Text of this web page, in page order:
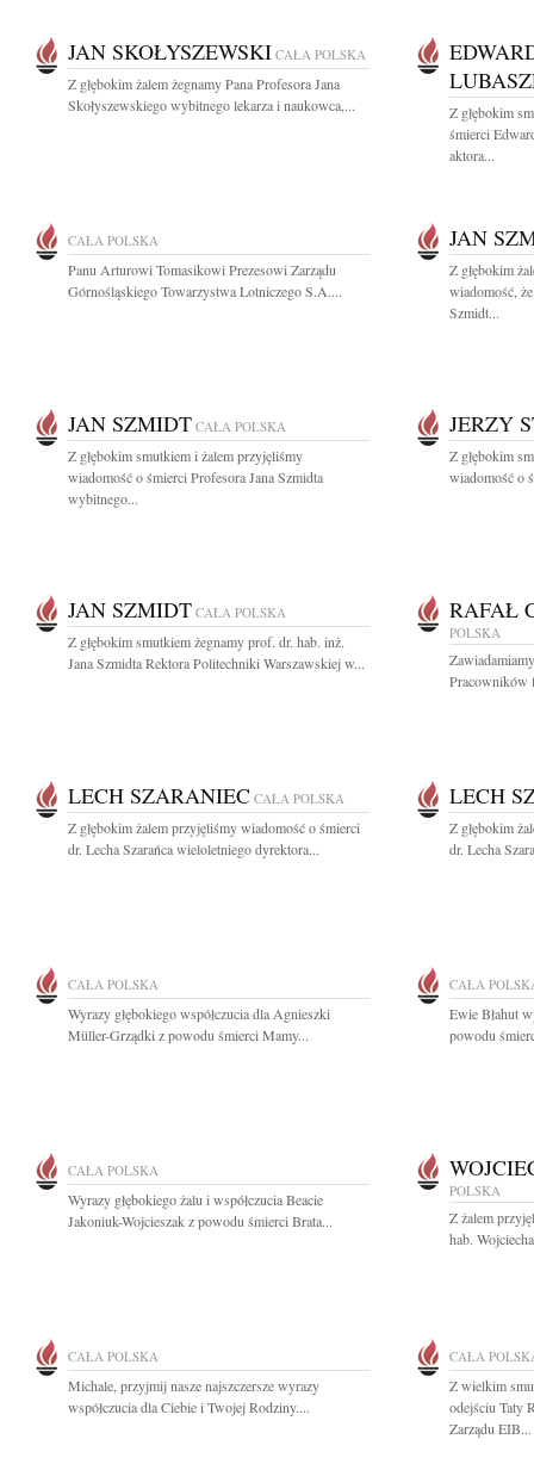
JAN SKOŁYSZEWSKI CAŁA POLSKA
Z głębokim żalem żegnamy Pana Profesora Jana
Skołyszewskiego wybitnego lekarza i naukowca,...
Z głębokim
śmierci
aktora...
CAŁA POLSKA
Panu Arturowi Tomasikowi Prezesowi Zarządu
Górnośląskiego Towarzystwa Lotniczego S.A....
JAN
Z głębokim
wiadomość,
Szmidt...
JAN SZMIDT CAŁA POLSKA
Z głębokim smutkiem i żalem przyjęliśmy
wiadomość o śmierci Profesora Jana Szmidta
wybitnego...
JERZY
Z głębokim
wiadomość o
JAN SZMIDT CAŁA POLSKA
Z głębokim smutkiem żegnamy prof. dr. hab. inż.
Jana Szmidta Rektora Politechniki Warszawskiej w...
RAFAŁ
POLSKA
Pracowników
LECH SZARANIEC CAŁA POLSKA
Z głębokim żalem przyjęliśmy wiadomość o śmierci
dr. Lecha Szarańca wieloletniego dyrektora...
LECH
Z głębokim
dr. Lecha
CAŁA POLSKA
Wyrazy głębokiego współczucia dla Agnieszki
Müller-Grządki z powodu śmierci Mamy...
CAŁA
Ewie Błahut
powodu
CAŁA POLSKA
Wyrazy głębokiego żalu i współczucia Beacie
Jakoniuk-Wojcieszak z powodu śmierci Brata...
POLSKA
Z żalem
hab.
CAŁA POLSKA
Michale, przyjmij nasze najszczersze wyrazy
współczucia dla Ciebie i Twojej Rodziny....
CAŁA
Z wielkim
odejściu Taty
Zarządu EIB...